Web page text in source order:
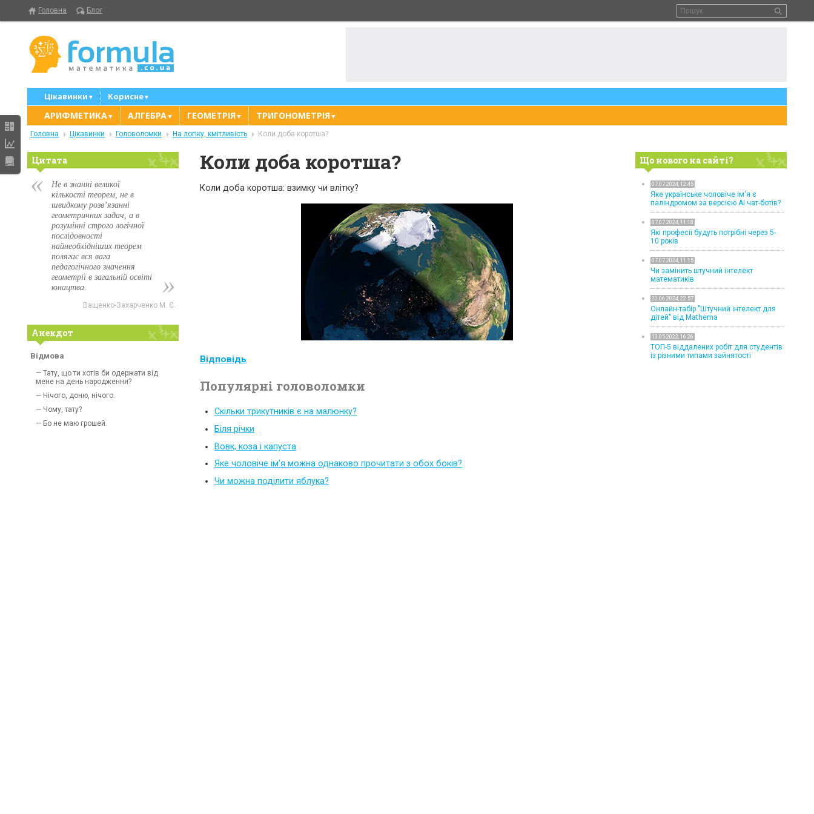
Головна Блог
Цікавинки ▼ Корисне▼
АРИФМЕТИКА▼ АЛГЕБРА▼ ГЕОМЕТРІЯ▼ ТРИГОНОМЕТРІЯ▼
Головна Цікавинки Головоломки На логіку, кмітливість Коли доба коротша?
Цитата
Не в знанні великої
кількості теорем, не в
швидкому розв’язанні
геометричних задач, а в
розумінні строго логічної
послідовності
найнеобхідніших теорем
полягає вся вага
педагогічного значення
геометрії в загальній освіті
юнацтва.
Ващенко-Захарченко М. Є.
Анекдот
Відмова
— Тату, що ти хотів би одержати від
мене на день народження?
— Нічого, доню, нічого.
— Чому, тату?
— Бо не маю грошей.
Що нового на сайті?
07.07.2024, 12:45
Яке українське чоловіче ім'я є
паліндромом за версією AI чат-ботів?
07.07.2024, 11:18
Які професії будуть потрібні через 5-
10 років
07.07.2024, 11:15
Чи замінить штучний інтелект
математиків
20.06.2024, 22:57
Онлайн-табір "Штучний інтелект для
дітей" від Mathema
13.05.2022, 16:26
ТОП-5 віддалених робіт для студентів
із різними типами зайнятості
Коли доба коротша?
Коли доба коротша: взимку чи влітку?
Відповідь
Популярні головоломки
Скільки трикутників є на малюнку?
Біля річки
Вовк, коза і капуста
Яке чоловіче ім'я можна однаково прочитати з обох боків?
Чи можна поділити яблука?